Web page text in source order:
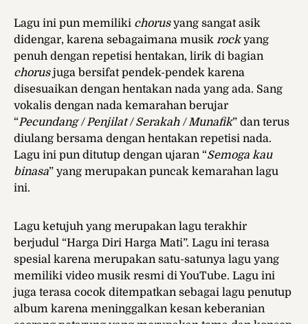
Lagu ini pun memiliki chorusyang sangat asik
didengar, karena sebagaimana musik rockyang
penuh dengan repetisi hentakan, lirik di bagian
chorusjuga bersifat pendek-pendek karena
disesuaikan dengan hentakan nada yang ada. Sang
vokalis dengan nada kemarahan berujar
“Pecundang / Penjilat / Serakah / Munafik” dan terus
diulang bersama dengan hentakan repetisi nada.
Lagu ini pun ditutup dengan ujaran “Semoga kau
binasa” yang merupakan puncak kemarahan lagu
ini.
Lagu ketujuh yang merupakan lagu terakhir
berjudul “Harga Diri Harga Mati”. Lagu ini terasa
spesial karena merupakan satu-satunya lagu yang
memiliki video musik resmi di YouTube. Lagu ini
juga terasa cocok ditempatkan sebagai lagu penutup
album karena meninggalkan kesan keberanian